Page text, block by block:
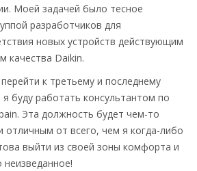
Моей задачей было тесное
разработчиков для
новых устройств действующим
качества Daikin.
к третьему и последнему
буду работать консультантом по
Эта должность будет чем-то
от всего, чем я когда-либо
выйти из своей зоны комфорта и